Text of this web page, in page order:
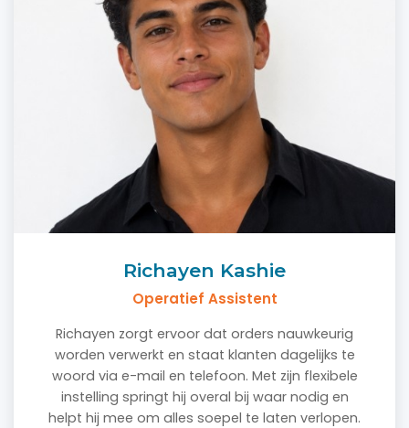
Richayen Kashie
Operatief Assistent
Richayen zorgt ervoor dat orders nauwkeurig
worden verwerkt en staat klanten dagelijks te
woord via e-mail en telefoon. Met zijn flexibele
instelling springt hij overal bij waar nodig en
helpt hij mee om alles soepel te laten verlopen.